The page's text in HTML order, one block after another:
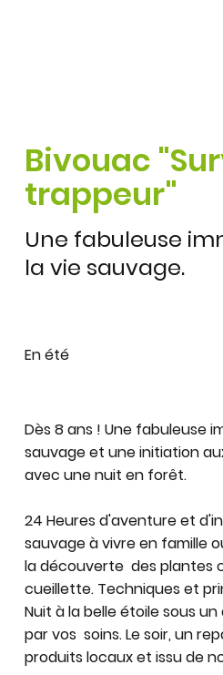
Bivouac
trappeur"
Une fabuleuse
la vie sauvage.
En été
Dès 8 ans ! Une fabuleuse
sauvage et une initiation
avec une nuit en forêt.
24 Heures d'aventure et
sauvage à vivre en famille
la découverte des plantes
cueillette. Techniques et
Nuit à la belle étoile sous
par vos soins. Le soir, un
produits locaux et issu de